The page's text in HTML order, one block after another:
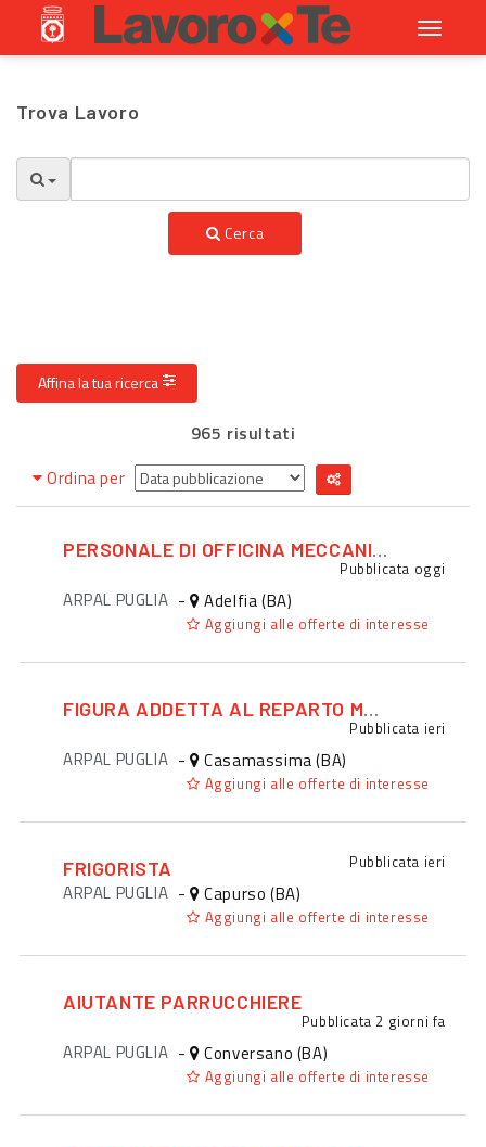
Toggle
Trova Lavoro
Cerca
Affina la tua ricerca
965 risultati
Ordina per
PERSONALE DI OFFICINA MECCANICA / MECCATRONICA
Pubblicata oggi
ARPAL PUGLIA - Adelfia (BA)
Aggiungi alle offerte di interesse
FIGURA ADDETTA AL REPARTO MACELLERIA
Pubblicata ieri
ARPAL PUGLIA - Casamassima (BA)
Aggiungi alle offerte di interesse
FRIGORISTA Pubblicata ieri
ARPAL PUGLIA - Capurso (BA)
Aggiungi alle offerte di interesse
AIUTANTE PARRUCCHIERE
Pubblicata 2 giorni fa
ARPAL PUGLIA - Conversano (BA)
Aggiungi alle offerte di interesse